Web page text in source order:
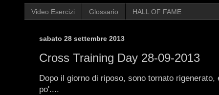
Video Esercizi Glossario HALL OF FAME
sabato 28 settembre 2013
Cross Training Day 28-09-2013
Dopo il giorno di riposo, sono tornato
po'....